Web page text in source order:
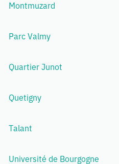
Montmuzard
Parc Valmy
Quartier Junot
Quetigny
Talant
Université de Bourgogne